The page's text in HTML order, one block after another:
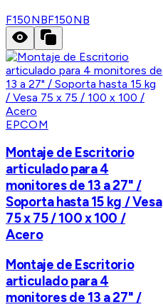
F150NBF150NB
EPCOM
Montaje de Escritorio
articulado para 4
monitores de 13 a 27" /
Soporta hasta 15 kg / Vesa
75 x 75 / 100 x 100 /
Acero
Montaje de Escritorio
articulado para 4
monitores de 13 a 27" /